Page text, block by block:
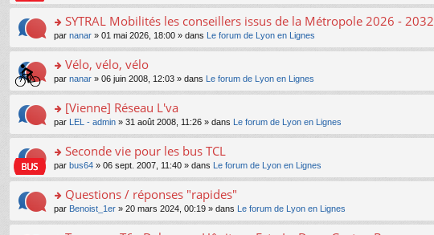
e
nt
u
s
ré
c
e
nt
le
pl
u
s
ré
c
e
nt
e
n
n
le
pl
u
s
ré
c
e
nt
s
a
g
e
n
n
le
pl
u
s
ré
c
e
nt
le
m
e
s
a
g
e
n
n
le
pl
u
s
ré
c
e
n
s
ult
er
le
m
e
s
a
g
e
n
n
le
pl
u
s
o
n
s
ult
er
le
m
e
s
a
g
e
n
n
SYTRAL Mobilités les conseillers issus de la Métropole 2026 - 2032
par nanar » 01 mai 2026, 18:00 » dans Le forum de Lyon en Lignes
o
n
s
ult
er
le
m
e
s
a
g
e
Vélo, vélo, vélo
par nanar » 06 juin 2008, 12:03 » dans Le forum de Lyon en Lignes
o
n
s
ult
er
le
m
e
s
[Vienne] Réseau L'va
par LEL - admin » 31 août 2008, 11:26 » dans Le forum de Lyon en Lignes
o
n
s
ult
er
le
Seconde vie pour les bus TCL
par bus64 » 06 sept. 2007, 11:40 » dans Le forum de Lyon en Lignes
o
n
s
Questions / réponses "rapides"
par Benoist_1er » 20 mars 2024, 00:19 » dans Le forum de Lyon en Lignes